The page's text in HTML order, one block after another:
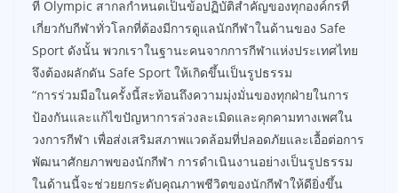
ที่ Olympic สากลกำหนดเป็นข้อปฏิบัติสำคัญของทุกองค์กรที่
เกี่ยวกับกีฬาทั่วโลกที่ต้องมีการดูแลนักกีฬาในด้านของ Safe
Sport ดังนั้น พวกเราในฐานะคนจากการกีฬาแห่งประเทศไทย
จึงต้องผลักดัน Safe Sport ให้เกิดขึ้นเป็นรูปธรรม
“การร่วมมือในครั้งนี้สะท้อนถึงความมุ่งมั่นของทุกฝ่ายในการ
ป้องกันและแก้ไขปัญหาการล่วงละเมิดและคุกคามทางเพศใน
วงการกีฬา เพื่อส่งเสริมสภาพแวดล้อมที่ปลอดภัยและเอื้อต่อการ
พัฒนาศักยภาพของนักกีฬา การดำเนินงานอย่างเป็นรูปธรรม
ในด้านนี้จะช่วยยกระดับคุณภาพชีวิตของนักกีฬาให้ดียิ่งขึ้น